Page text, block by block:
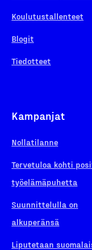
Koulutustallenteet
Blogit
Tiedotteet
Kampanjat
Nollatilanne
Tervetuloa kohti
työelämäpuhetta
Suunnittelulla on
alkuperänsä
Liputetaan